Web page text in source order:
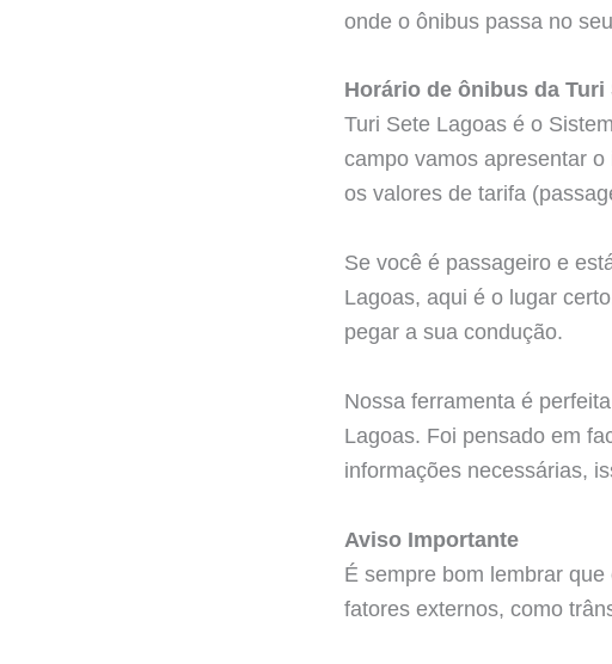
onde o ônibus passa no
Horário de ônibus da Turi
Turi Sete Lagoas é o
campo vamos apresentar
os valores de tarifa
Se você é passageiro e
Lagoas, aqui é o lugar
pegar a sua condução.
Nossa ferramenta é
Lagoas. Foi pensado em
informações necessárias,
Aviso Importante
É sempre bom lembrar
fatores externos, como